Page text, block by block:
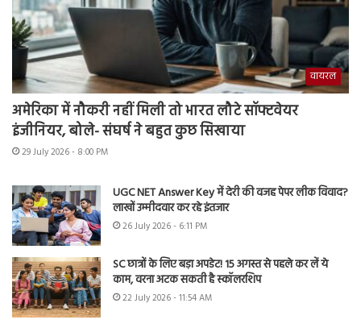
वायरल
अमेरिका में नौकरी नहीं मिली तो भारत लौटे सॉफ्टवेयर
इंजीनियर, बोले- संघर्ष ने बहुत कुछ सिखाया
29 July 2026 - 8:00 PM
UGC NET Answer Key में देरी की वजह पेपर लीक विवाद?
लाखों उम्मीदवार कर रहे इंतजार
26 July 2026 - 6:11 PM
SC छात्रों के लिए बड़ा अपडेट! 15 अगस्त से पहले कर लें ये
काम, वरना अटक सकती है स्कॉलरशिप
22 July 2026 - 11:54 AM